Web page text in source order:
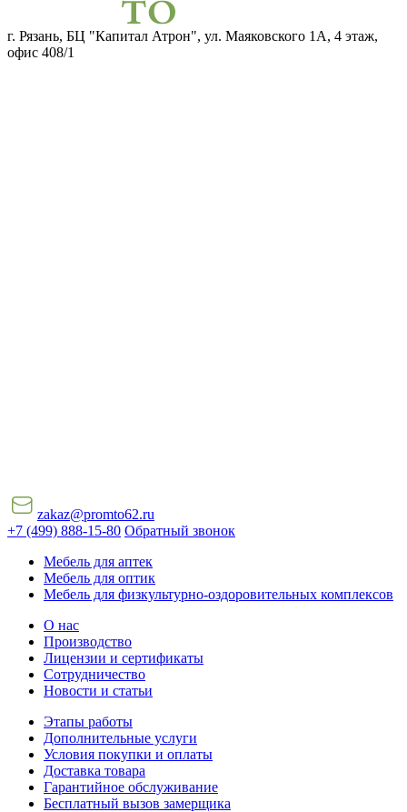
г. Рязань, БЦ "Капитал Атрон", ул. Маяковского 1А, 4 этаж,
офис 408/1
zakaz@promto62.ru
+7 (499) 888-15-80 Обратный звонок
Мебель для аптек
Мебель для оптик
Мебель для физкультурно-оздоровительных комплексов
О нас
Производство
Лицензии и сертификаты
Сотрудничество
Новости и статьи
Этапы работы
Дополнительные услуги
Условия покупки и оплаты
Доставка товара
Гарантийное обслуживание
Бесплатный вызов замерщика